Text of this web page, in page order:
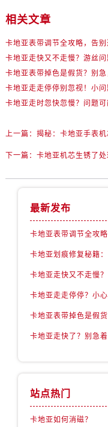
相关文章
上一篇： 揭秘：卡地亚手表
下一篇： 卡地亚机芯生锈了
最新发布
卡地亚表带调节全攻
卡地亚走走停停？小
卡地亚走快了？别急
站点热门
卡地亚如何消磁？